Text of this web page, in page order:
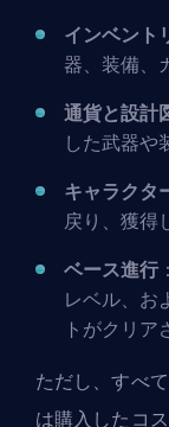
インベント
器、装備、
通貨と設計
した武器や
キャラクタ
戻り、獲得
ベース進行
レベル、お
トがクリア
ただし、すべ
は購入したコ